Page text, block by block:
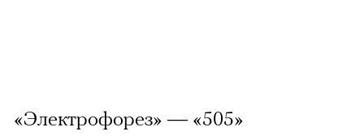
«Электрофорез» — «505»